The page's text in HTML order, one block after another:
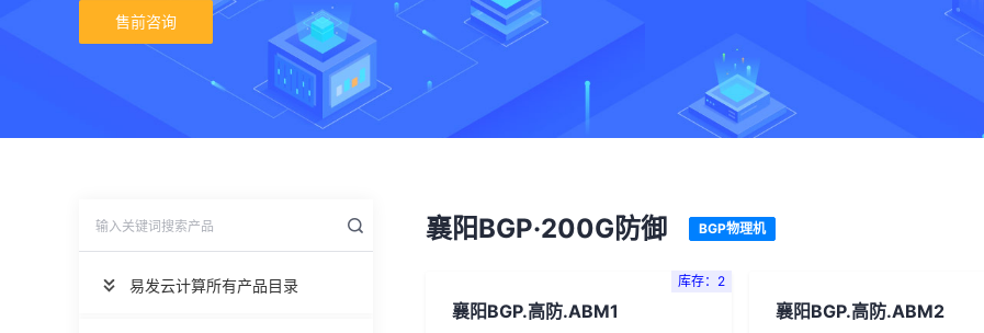
售前咨询
易发云计算所有产品目录
襄阳BGP·200G防御 BGP物理机
库存：2
襄阳BGP.高防.ABM1 襄阳BGP.高防.ABM2